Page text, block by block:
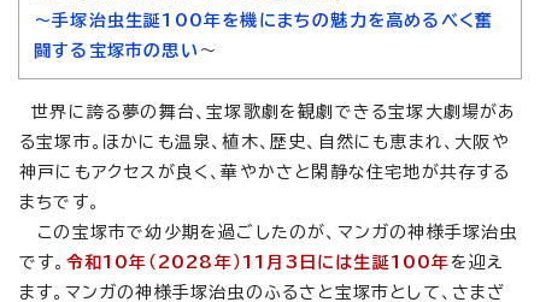
～手塚治虫生誕100年を機にまちの魅力を高めるべく奮
闘する宝塚市の思い ～
世界に誇る夢の舞台、宝塚歌劇を観劇できる宝塚大劇場があ
る宝塚市。ほかにも温泉、植木、歴史、自然にも恵まれ、大阪や
神戸にもアクセスが良く、華やかさと閑静な住宅地が共存する
まちです。
この宝塚市で幼少期を過ごしたのが、マンガの神様手塚治虫
です。 令和10年（2028年）11月3日には生誕100年 を迎え
ます。マンガの神様手塚治虫のふるさと宝塚市として、さまざ